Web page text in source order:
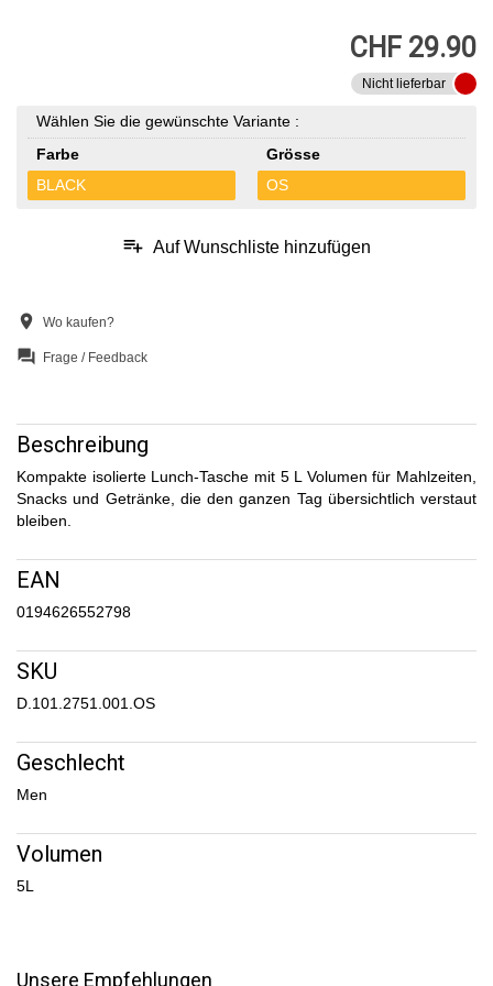
CHF 29.90
Nicht lieferbar
Wählen Sie die gewünschte Variante :
Farbe
BLACK
Grösse
OS
playlist_add Auf Wunschliste hinzufügen
location_on Wo kaufen?
question_answer Frage / Feedback
Beschreibung
Kompakte isolierte Lunch-Tasche mit 5 L Volumen für Mahlzeiten,
Snacks und Getränke, die den ganzen Tag übersichtlich verstaut
bleiben.
EAN
0194626552798
SKU
D.101.2751.001.OS
Geschlecht
Men
Volumen
5L
Unsere Empfehlungen